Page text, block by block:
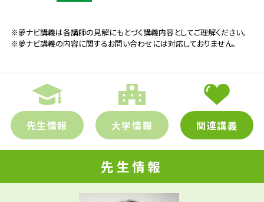
※夢ナビ講義は各講師の見解にもとづく講義内容としてご理解ください。
※夢ナビ講義の内容に関するお問い合わせには対応しておりません。
先生情報 大学情報 関連講義
先生情報